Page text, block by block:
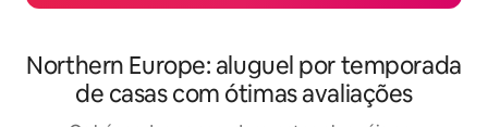
Northern Europe: aluguel por temporada
de casas com ótimas avaliações